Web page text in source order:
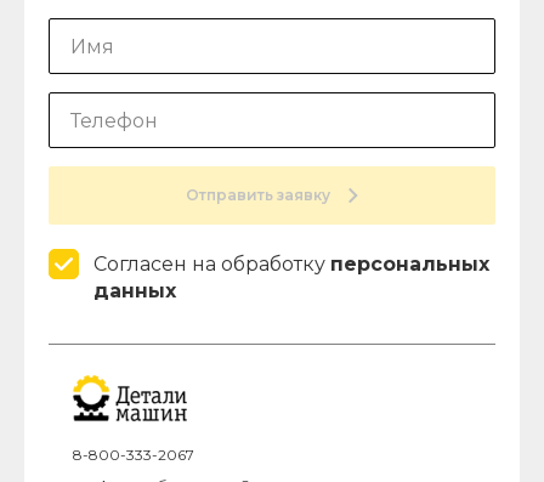
Отправить заявку
Согласен на обработку персональных
данных
8-800-333-2067